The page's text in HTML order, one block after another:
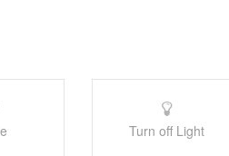
Turn off Light